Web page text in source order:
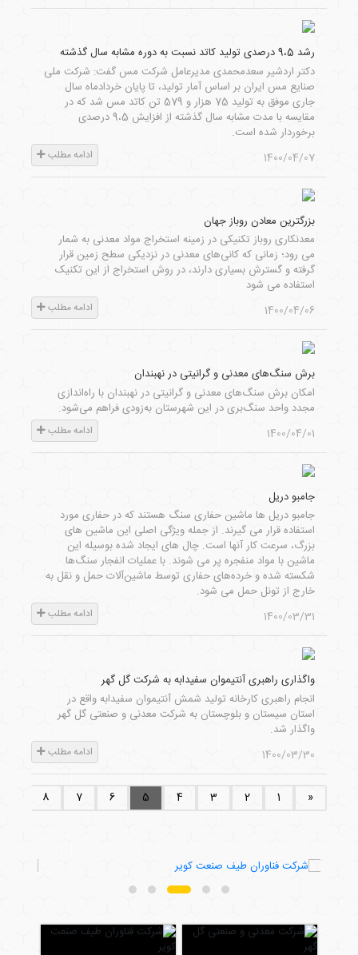
رشد 9،5 درصدی تولید کاتد نسبت به دوره مشابه سال گذشته
دکتر اردشیر سعدمحمدی مدیرعامل شرکت مس گفت: شرکت ملی
صنایع مس ایران بر اساس آمار تولید، تا پایان خردادماه سال
جاری موفق به تولید 75 هزار و 579 تن کاتد مس شد که در
مقایسه با مدت مشابه سال گذشته از افزایش 9،5 درصدی
برخوردار شده است.
1400/04/07
ادامه مطلب
بزرگترین معادن روباز جهان
معدنکاری روباز تکنیکی در زمینه استخراج مواد معدنی به شمار
می رود؛ زمانی که کانی‌های معدنی در نزدیکی سطح زمین قرار
گرفته و گسترش بسیاری دارند، در روش استخراج از این تکنیک
استفاده می شود
1400/04/06
ادامه مطلب
برش سنگ‌های معدنی و گرانیتی در نهبندان
امکان برش سنگ‌های معدنی و گرانیتی در نهبندان با راه‌اندازی
مجدد واحد سنگ‌بری در این شهرستان به‌زودی فراهم می‌شود.
1400/04/01
ادامه مطلب
جامبو دریل
جامبو دریل ها ماشین حفاری سنگ هستند که در حفاری مورد
استفاده قرار می گیرند. از جمله ویژگی اصلی این ماشین های
بزرگ، سرعت کار آنها است. چال های ایجاد شده بوسیله این
ماشین با مواد منفجره پر می شوند. با عملیات انفجار سنگ‌ها
شکسته شده و خرده‌های حفاری توسط ماشین‌آلات حمل و نقل به
خارج از تونل حمل می شود.
1400/03/31
ادامه مطلب
واگذاری راهبری آنتیموان سفیدابه به شرکت گل گهر
انجام راهبری کارخانه تولید شمش آنتیموان سفیدابه واقع در
استان سیستان و بلوچستان به شرکت معدنی و صنعتی گل گهر
واگذار شد.
1400/03/30
ادامه مطلب
«
1
2
3
4
5
6
7
8